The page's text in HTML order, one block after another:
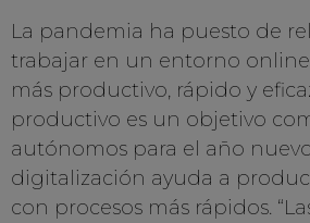
La pandemia ha puesto de
trabajar en un entorno
más productivo, rápido y
productivo es un objetivo
autónomos para el año
digitalización ayuda a
con procesos más rápidos.